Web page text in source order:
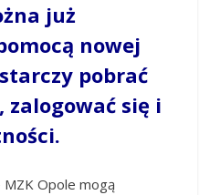
już
nowej
pobrać
się i
Opole mogą